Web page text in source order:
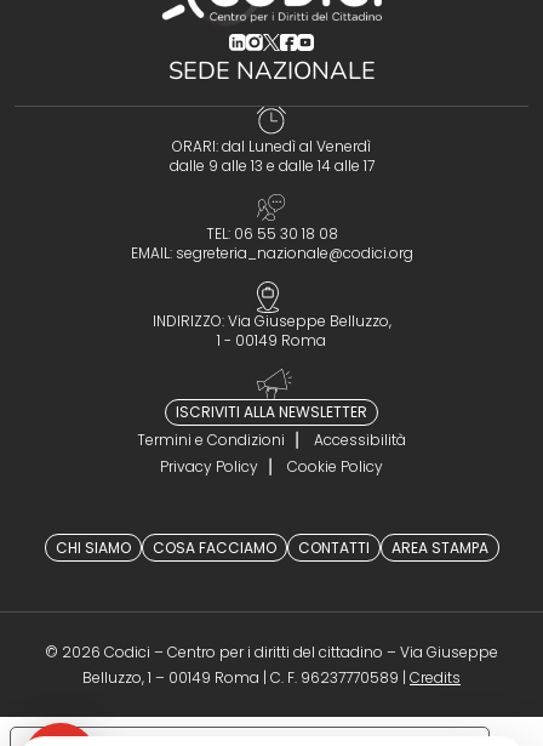
(opens in a new tab)
(opens in a new tab)
(opens in a new tab)
(opens in a new tab)
(opens in a new tab)
SEDE NAZIONALE
ORARI: dal Lunedì al Venerdì
dalle 9 alle 13 e dalle 14 alle 17
TEL: 06 55 30 18 08
EMAIL: segreteria_nazionale@codici.org
INDIRIZZO: Via Giuseppe Belluzzo,
1 - 00149 Roma
ISCRIVITI ALLA NEWSLETTER
Termini e Condizioni
Accessibilità
Privacy Policy
Cookie Policy
CHI SIAMO COSA FACCIAMO CONTATTI AREA STAMPA
© 2026 Codici – Centro per i diritti del cittadino – Via Giuseppe
Belluzzo, 1 – 00149 Roma | C. F. 96237770589 | Credits